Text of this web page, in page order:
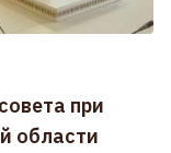
при
области